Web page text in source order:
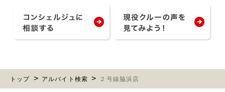
トップ アルバイト検索 ２号線脇浜店